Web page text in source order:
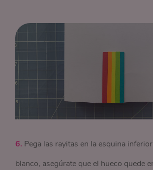
6. Pega las rayitas en la esquina
blanco, asegúrate que el hueco quede